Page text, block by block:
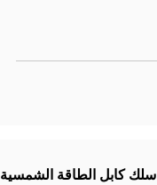
سلك كابل الطاقة الشمسية